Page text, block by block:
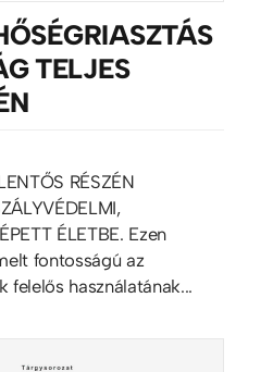
TELJES
RÉSZÉN
ÉLETBE. Ezen
fontosságú az
felelős használatának...